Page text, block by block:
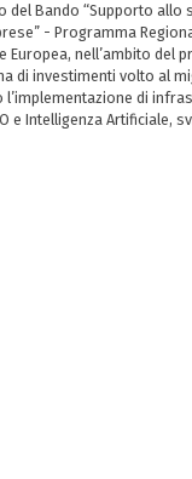
del Bando “Supporto
- Programma
Europea, nell’ambito del
di investimenti volto al
l’implementazione di
e Intelligenza Artificiale,